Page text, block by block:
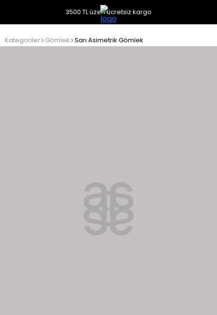
3500 TL üzeri ücretsiz kargo
Kategoriler Gömlek Sarı Asimetrik Gömlek